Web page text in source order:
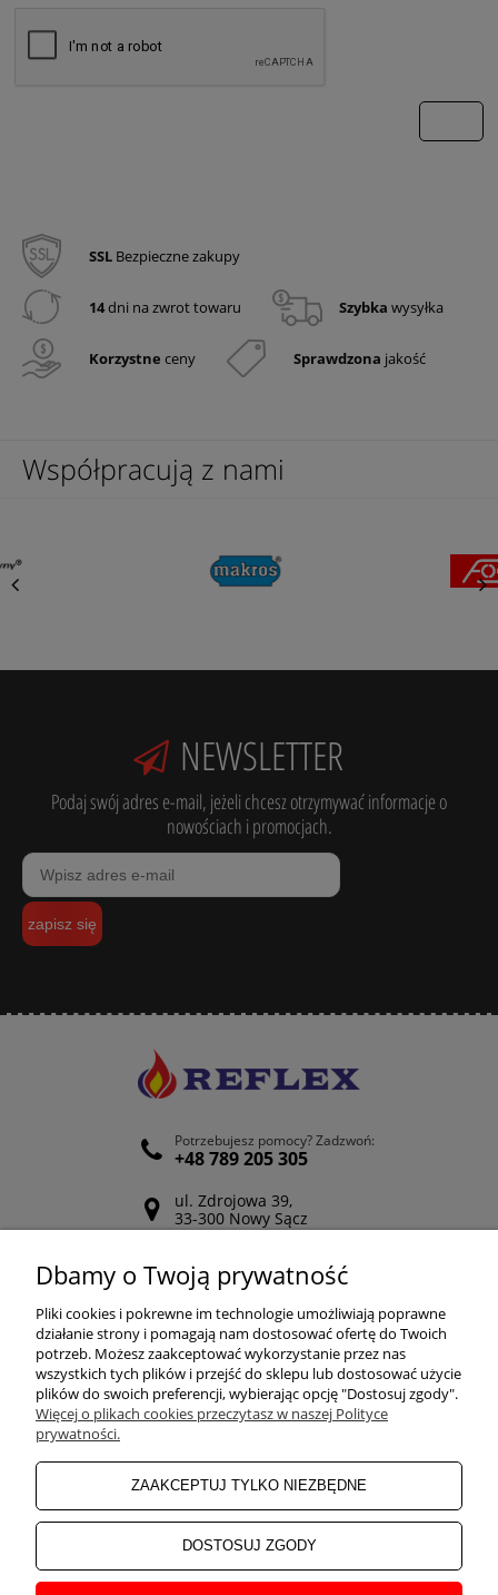
SSL Bezpieczne zakupy
14dni na zwrot towaru Szybka wysyłka
Korzystne ceny Sprawdzona jakość
Współpracują z nami
NEWSLETTER
Podaj swój adres e-mail, jeżeli chcesz otrzymywać informacje o
nowościach i promocjach.
zapisz się
Potrzebujesz pomocy? Zadzwoń:
+48 789 205 305
ul. Zdrojowa 39,
33-300 Nowy Sącz
Odwiedź nasz Facebook
POMOC
ZAKUPY
MOJE KONTO
INFORMACJE
Dbamy o Twoją prywatność
Pliki cookies i pokrewne im technologie umożliwiają poprawne
działanie strony i pomagają nam dostosować ofertę do Twoich
potrzeb. Możesz zaakceptować wykorzystanie przez nas
wszystkich tych plików i przejść do sklepu lub dostosować użycie
plików do swoich preferencji, wybierając opcję "Dostosuj zgody".
Więcej o plikach cookies przeczytasz w naszej Polityce
prywatności.
ZAAKCEPTUJ TYLKO NIEZBĘDNE
DOSTOSUJ ZGODY